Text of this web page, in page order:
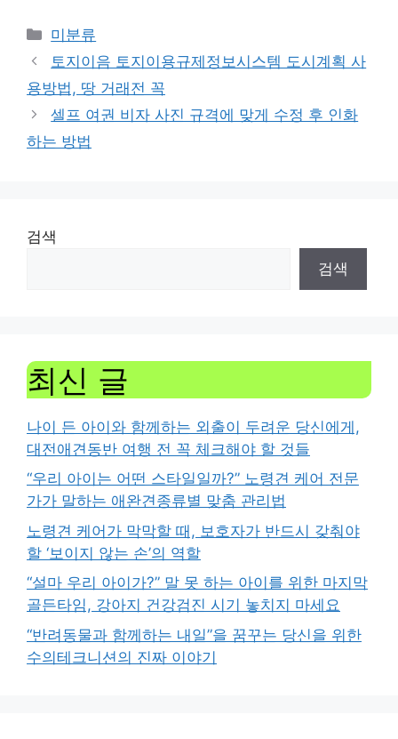
Categories
미분류
토지이음 토지이용규제정보시스템 도시계획 사
용방법, 땅 거래전 꼭
셀프 여권 비자 사진 규격에 맞게 수정 후 인화
하는 방법
검색
검색
최신 글
나이 든 아이와 함께하는 외출이 두려운 당신에게,
대전애견동반 여행 전 꼭 체크해야 할 것들
“우리 아이는 어떤 스타일일까?” 노령견 케어 전문
가가 말하는 애완견종류별 맞춤 관리법
노령견 케어가 막막할 때, 보호자가 반드시 갖춰야
할 ‘보이지 않는 손’의 역할
“설마 우리 아이가?” 말 못 하는 아이를 위한 마지막
골든타임, 강아지 건강검진 시기 놓치지 마세요
“반려동물과 함께하는 내일”을 꿈꾸는 당신을 위한
수의테크니션의 진짜 이야기